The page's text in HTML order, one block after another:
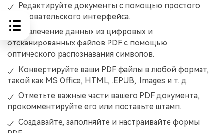
Редактируйте документы с помощью простого
пользовательского интерфейса.
Извлечение данных из цифровых и
отсканированных файлов PDF с помощью
оптического распознавания символов.
Конвертируйте ваши PDF файлы в любой формат,
такой как MS Office, HTML, .EPUB, .Images и т. д.
Отметьте важные части вашего PDF документа,
прокомментируйте его или поставьте штамп.
Создавайте, заполняйте и настраивайте формы